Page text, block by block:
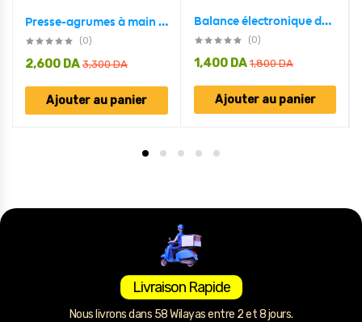
Presse-agrumes à main en aluminium pour Jus de fruits
(0)
3,300DA
2,600 DA
Ajouter au panier
Balance électronique de cuisine de haute précision 10kg/1g
(0)
1,800DA
1,400 DA
Ajouter au panier
Livraison Rapide
Nous livrons dans 58 Wilayas entre 2 et 8 jours.